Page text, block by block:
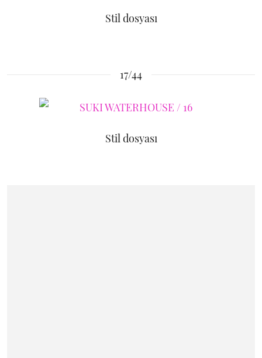
Stil dosyası
17/44
Stil dosyası